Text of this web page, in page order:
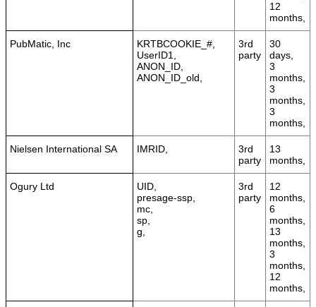
12
months,
PubMatic, Inc
KRTBCOOKIE_#,
UserID1,
ANON_ID,
ANON_ID_old,
3rd
party
30
days,
3
months,
3
months,
3
months,
Nielsen International SA IMRID,
3rd
party
13
months,
Ogury Ltd
UID,
presage-ssp,
mc,
sp,
g,
3rd
party
12
months,
6
months,
13
months,
3
months,
12
months,